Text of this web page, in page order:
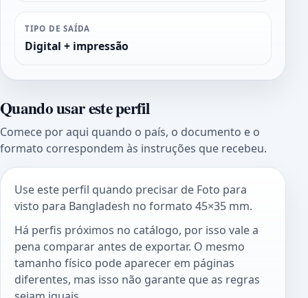
TIPO DE SAÍDA
Digital + impressão
Quando usar este perfil
Comece por aqui quando o país, o documento e o
formato correspondem às instruções que recebeu.
Use este perfil quando precisar de Foto para
visto para Bangladesh no formato 45×35 mm.
Há perfis próximos no catálogo, por isso vale a
pena comparar antes de exportar. O mesmo
tamanho físico pode aparecer em páginas
diferentes, mas isso não garante que as regras